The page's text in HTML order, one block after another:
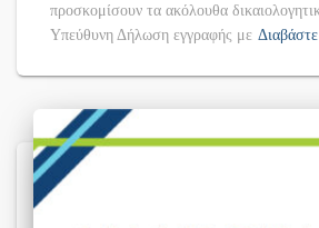
προσκομίσουν τα ακόλουθα
Υπεύθυνη Δήλωση εγγραφής με